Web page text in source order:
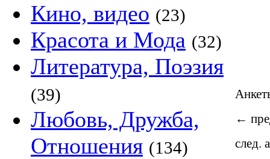
Кино, видео (23)
Красота и Мода (32)
Литература, Поэзия
(39)
Любовь, Дружба,
Отношения (134)
←
след.